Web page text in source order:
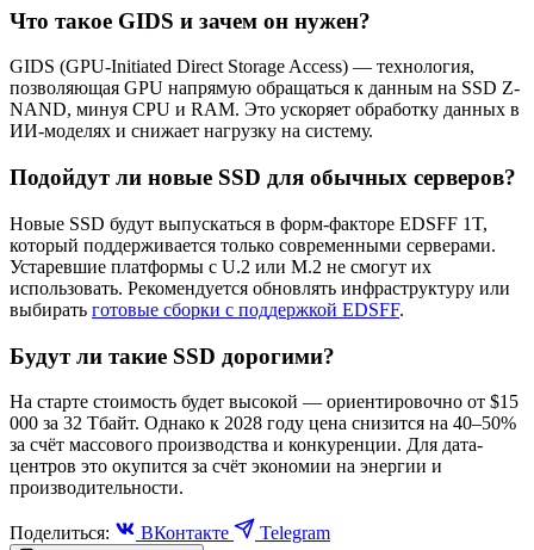
Что такое GIDS и зачем он нужен?
GIDS (GPU-Initiated Direct Storage Access) — технология,
позволяющая GPU напрямую обращаться к данным на SSD Z-
NAND, минуя CPU и RAM. Это ускоряет обработку данных в
ИИ-моделях и снижает нагрузку на систему.
Подойдут ли новые SSD для обычных серверов?
Новые SSD будут выпускаться в форм-факторе EDSFF 1T,
который поддерживается только современными серверами.
Устаревшие платформы с U.2 или M.2 не смогут их
использовать. Рекомендуется обновлять инфраструктуру или
выбирать готовые сборки с поддержкой EDSFF.
Будут ли такие SSD дорогими?
На старте стоимость будет высокой — ориентировочно от $15
000 за 32 Тбайт. Однако к 2028 году цена снизится на 40–50%
за счёт массового производства и конкуренции. Для дата-
центров это окупится за счёт экономии на энергии и
производительности.
Поделиться: ВКонтакте Telegram